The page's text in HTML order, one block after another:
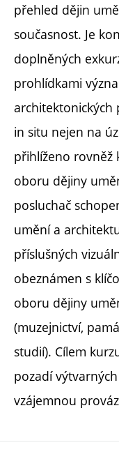
přehled dějin
současnost. Je
doplněných
prohlídkami
architektonických
in situ nejen na
přihlíženo rovněž
oboru dějiny
posluchač
umění a
příslušných
obeznámen s
oboru dějiny
(muzejnictví,
studií). Cílem
pozadí
vzájemnou